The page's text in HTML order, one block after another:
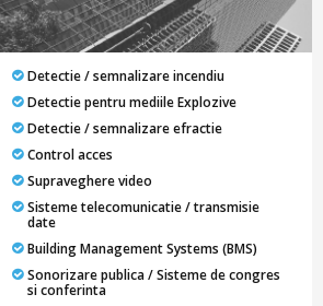
Detectie / semnalizare incendiu
Detectie pentru mediile Explozive
Detectie / semnalizare efractie
Control acces
Supraveghere video
Sisteme telecomunicatie / transmisie
date
Building Management Systems (BMS)
Sonorizare publica / Sisteme de congres
si conferinta